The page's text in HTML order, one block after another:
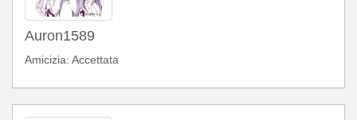
Auron1589
Amicizia: Accettata